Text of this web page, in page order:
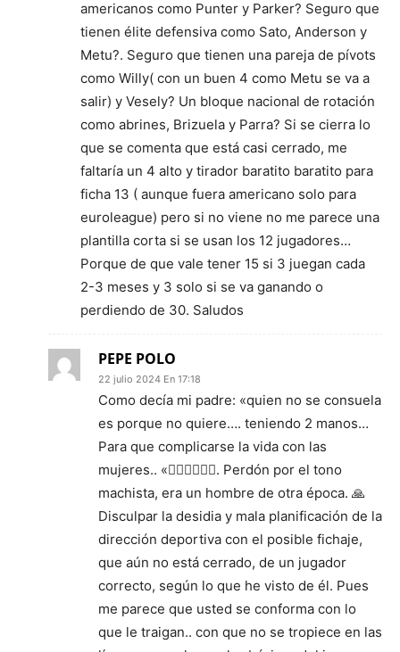
americanos como Punter y Parker? Seguro que
tienen élite defensiva como Sato, Anderson y
Metu?. Seguro que tienen una pareja de pívots
como Willy( con un buen 4 como Metu se va a
salir) y Vesely? Un bloque nacional de rotación
como abrines, Brizuela y Parra? Si se cierra lo
que se comenta que está casi cerrado, me
faltaría un 4 alto y tirador baratito baratito para
ficha 13 ( aunque fuera americano solo para
euroleague) pero si no viene no me parece una
plantilla corta si se usan los 12 jugadores…
Porque de que vale tener 15 si 3 juegan cada
2-3 meses y 3 solo si se va ganando o
perdiendo de 30. Saludos
PEPE POLO
22 julio 2024 En 17:18
Como decía mi padre: «quien no se consuela
es porque no quiere…. teniendo 2 manos…
Para que complicarse la vida con las
mujeres.. «🤦🏽‍♂️🤦🏽‍♂️. Perdón por el tono
machista, era un hombre de otra época. 🙏
Disculpar la desidia y mala planificación de la
dirección deportiva con el posible fichaje,
que aún no está cerrado, de un jugador
correcto, según lo que he visto de él. Pues
me parece que usted se conforma con lo
que le traigan.. con que no se tropiece en las